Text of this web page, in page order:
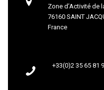
Zone d’Activité de
76160 SAINT
France
+33(0)2 35 65 81